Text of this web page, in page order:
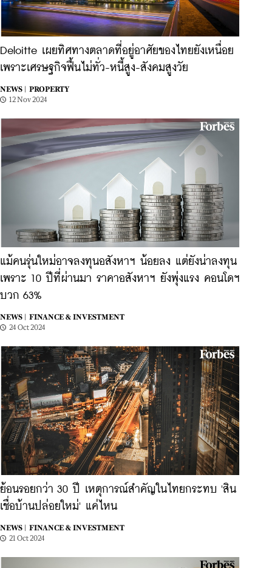
Deloitte เผยทิศทางตลาดที่อยู่อาศัยของไทยยังเหนื่อย
เพราะเศรษฐกิจฟื้นไม่ทั่ว-หนี้สูง-สังคมสูงวัย
NEWS |
PROPERTY
12 Nov 2024
แม้คนรุ่นใหม่อาจลงทุนอสังหาฯ น้อยลง แต่ยังน่าลงทุน
เพราะ 10 ปีที่ผ่านมา ราคาอสังหาฯ ยังพุ่งแรง คอนโดฯ
บวก 63%
NEWS |
FINANCE & INVESTMENT
24 Oct 2024
ย้อนรอยกว่า 30 ปี เหตุการณ์สำคัญในไทยกระทบ 'สิน
เชื่อบ้านปล่อยใหม่' แค่ไหน
NEWS |
FINANCE & INVESTMENT
21 Oct 2024